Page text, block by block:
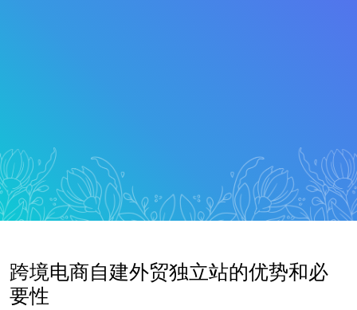
跨境电商自建外贸独立站的优势和必
要性